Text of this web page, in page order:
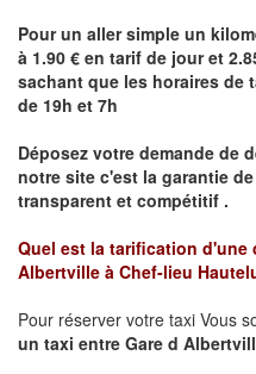
Pour un aller simple un
à 1.90 € en tarif de jour et
sachant que les horaires de
de 19h et 7h
Déposez votre demande de
notre site c'est la garantie
transparent et compétitif .
Quel est la tarification d'une
Albertville à Chef-lieu
Pour réserver votre taxi Vous
un taxi entre Gare d